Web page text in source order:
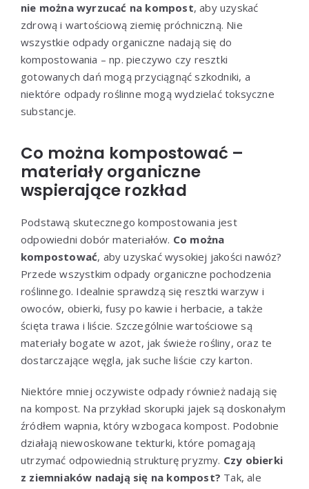
nie można wyrzucać na kompost, aby uzyskać
zdrową i wartościową ziemię próchniczną. Nie
wszystkie odpady organiczne nadają się do
kompostowania – np. pieczywo czy resztki
gotowanych dań mogą przyciągnąć szkodniki, a
niektóre odpady roślinne mogą wydzielać toksyczne
substancje.
Co można kompostować –
materiały organiczne
wspierające rozkład
Podstawą skutecznego kompostowania jest
odpowiedni dobór materiałów. Co można
kompostować, aby uzyskać wysokiej jakości nawóz?
Przede wszystkim odpady organiczne pochodzenia
roślinnego. Idealnie sprawdzą się resztki warzyw i
owoców, obierki, fusy po kawie i herbacie, a także
ścięta trawa i liście. Szczególnie wartościowe są
materiały bogate w azot, jak świeże rośliny, oraz te
dostarczające węgla, jak suche liście czy karton.
Niektóre mniej oczywiste odpady również nadają się
na kompost. Na przykład skorupki jajek są doskonałym
źródłem wapnia, który wzbogaca kompost. Podobnie
działają niewoskowane tekturki, które pomagają
utrzymać odpowiednią strukturę pryzmy. Czy obierki
z ziemniaków nadają się na kompost? Tak, ale